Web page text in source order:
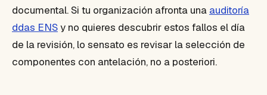
documental. Si tu organización afronta una auditoría
ddas ENSy no quieres descubrir estos fallos el día
de la revisión, lo sensato es revisar la selección de
componentes con antelación, no a posteriori.